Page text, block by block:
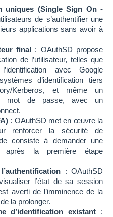
uniques (Single Sign On -
de s’authentifier une
applications sans avoir à
final
: OAuthSD propose
de l’utilisateur, telles que
avec Google
d’identification tiers
Kerberos, et même un
mot de passe, avec un
: OAuthSD met en œuvre la
renforcer la sécurité de
consiste à demander une
après la première étape
: OAuthSD
l’état de sa session
averti de l’imminence de la
la prolonger.
d’identification existant :